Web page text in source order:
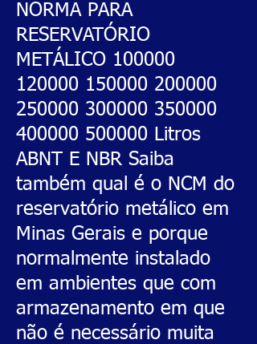
NORMA PARA
RESERVATÓRIO
METÁLICO 100000
120000 150000 200000
250000 300000 350000
400000 500000 Litros
ABNT E NBR Saiba
também qual é o NCM do
reservatório metálico em
Minas Gerais e porque
normalmente instalado
em ambientes que com
armazenamento em que
não é necessário muita